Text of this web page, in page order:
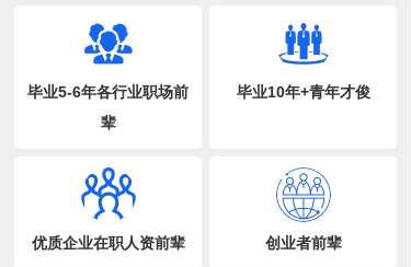
毕业5-6年各行业职场前
辈
毕业10年+青年才俊
优质企业在职人资前辈 创业者前辈